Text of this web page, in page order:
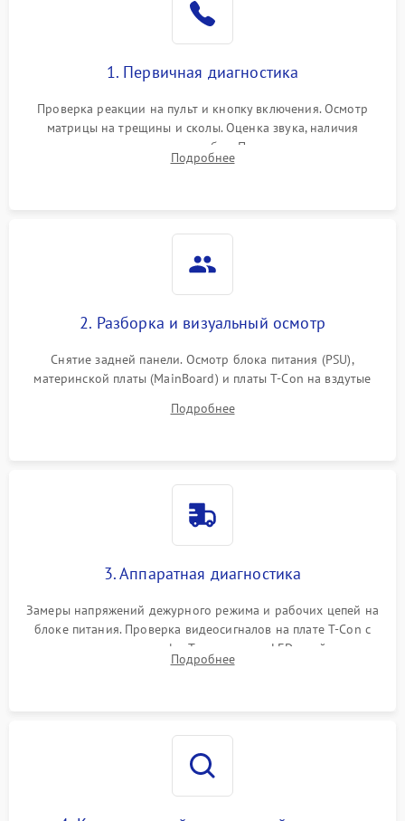
1. Первичная диагностика
Проверка реакции на пульт и кнопку включения. Осмотр
матрицы на трещины и сколы. Оценка звука, наличия
подсветки и индикаторов ошибок. Подключение тестовых
источников сигнала для выявления симптомов поломки.
Подробнее
2. Разборка и визуальный осмотр
Снятие задней панели. Осмотр блока питания (PSU),
материнской платы (MainBoard) и платы T-Con на вздутые
Проверка надежности фиксации и целостности шлейфов.
Подробнее
3. Аппаратная диагностика
Замеры напряжений дежурного режима и рабочих цепей на
блоке питания. Проверка видеосигналов на плате T-Con с
помощью осциллографа. Тестирование LED-драйвера и
светодиодных планок подсветки мультиметром.
Подробнее